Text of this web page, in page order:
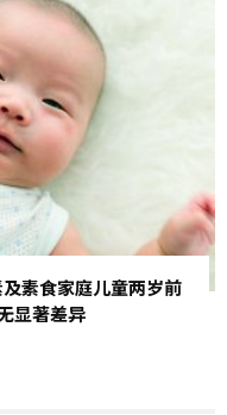
素食家庭儿童两岁前
显著差异